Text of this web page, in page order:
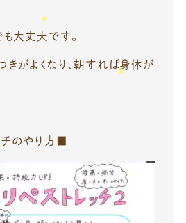
も大丈夫です。
がよくなり、朝すれば身体が
のやり方■